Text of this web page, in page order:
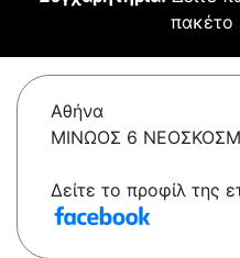
πακέτο
Αθήνα
ΜΙΝΩΟΣ 6
Δείτε το προφίλ της